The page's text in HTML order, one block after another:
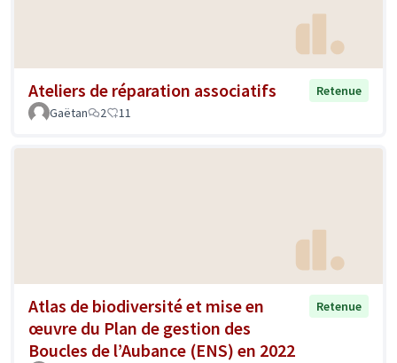
Ateliers de réparation associatifs
Retenue
Gaëtan
2 11
Atlas de biodiversité et mise en
œuvre du Plan de gestion des
Boucles de l’Aubance (ENS) en 2022
Retenue